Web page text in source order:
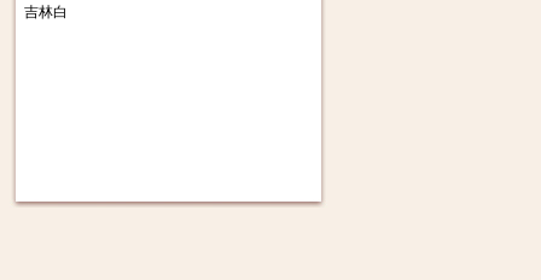
吉林白